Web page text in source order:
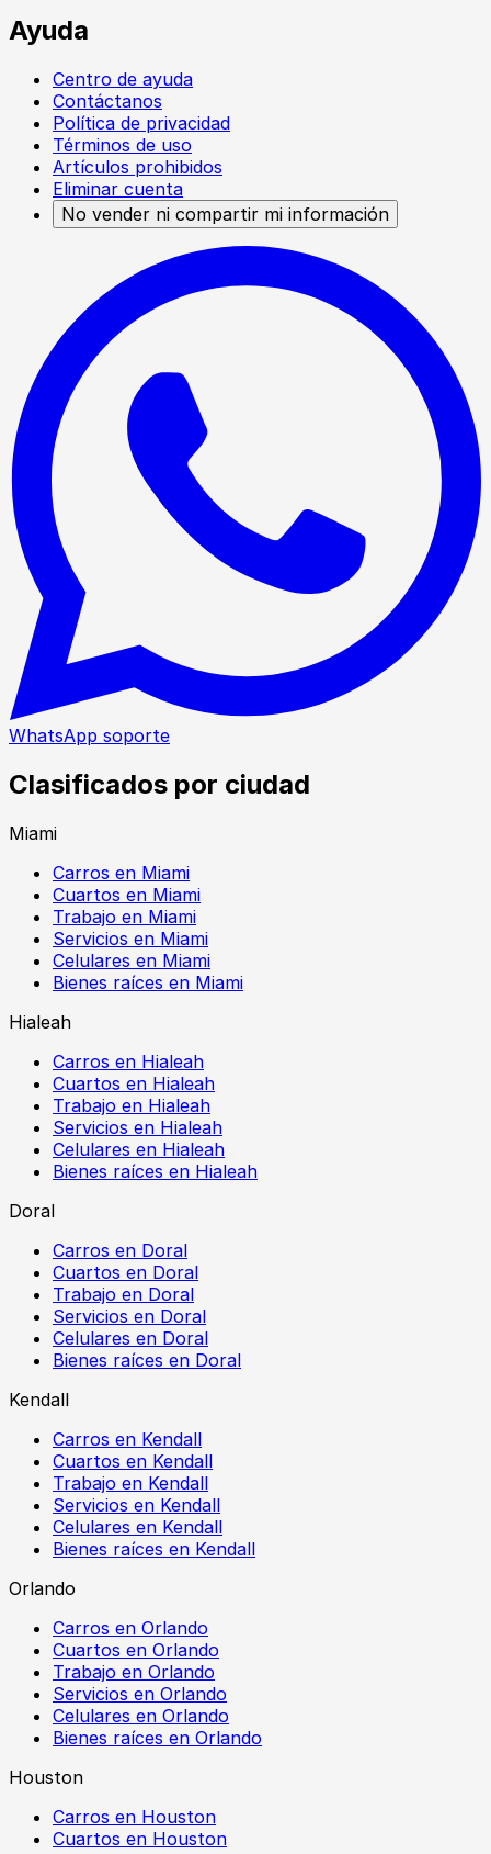
Ayuda
Centro de ayuda
Contáctanos
Política de privacidad
Términos de uso
Artículos prohibidos
Eliminar cuenta
No vender ni compartir mi información
WhatsApp soporte
Clasificados por ciudad
Miami
Carros en Miami
Cuartos en Miami
Trabajo en Miami
Servicios en Miami
Celulares en Miami
Bienes raíces en Miami
Hialeah
Carros en Hialeah
Cuartos en Hialeah
Trabajo en Hialeah
Servicios en Hialeah
Celulares en Hialeah
Bienes raíces en Hialeah
Doral
Carros en Doral
Cuartos en Doral
Trabajo en Doral
Servicios en Doral
Celulares en Doral
Bienes raíces en Doral
Kendall
Carros en Kendall
Cuartos en Kendall
Trabajo en Kendall
Servicios en Kendall
Celulares en Kendall
Bienes raíces en Kendall
Orlando
Carros en Orlando
Cuartos en Orlando
Trabajo en Orlando
Servicios en Orlando
Celulares en Orlando
Bienes raíces en Orlando
Houston
Carros en Houston
Cuartos en Houston